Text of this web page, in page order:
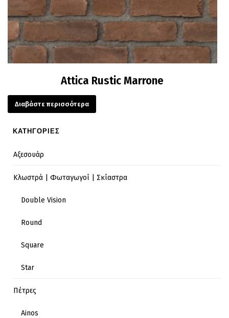
Attica Rustic Marrone
Διαβάστε περισσότερα
ΚΑΤΗΓΟΡΙΕΣ
Αξεσουάρ
Κλωστρά | Φωταγωγοί | Σκίαστρα
Double Vision
Round
Square
Star
Πέτρες
Ainos